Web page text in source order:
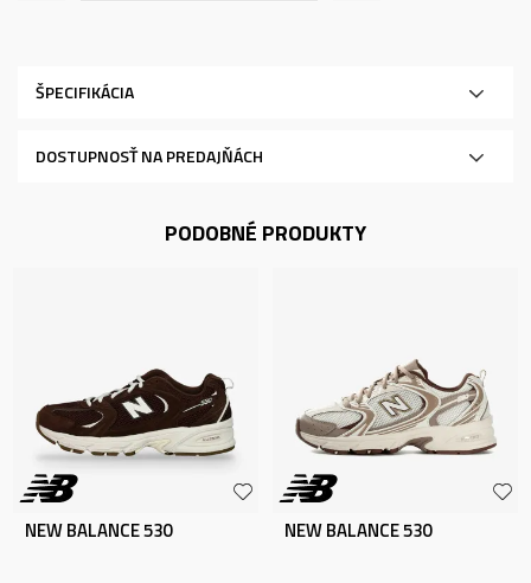
ŠPECIFIKÁCIA
DOSTUPNOSŤ NA PREDAJŇÁCH
PODOBNÉ PRODUKTY
NEW BALANCE 530 NEW BALANCE 530